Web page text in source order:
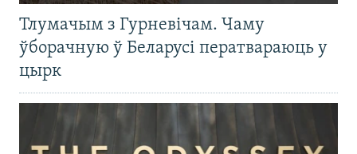
Тлумачым з Гурневічам. Чаму
ўборачную ў Беларусі ператвараюць у
цырк